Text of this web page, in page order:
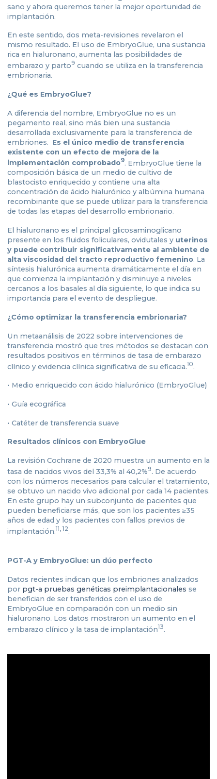
sano y ahora queremos tener la mejor oportunidad de
implantación.
En este sentido, dos meta-revisiones revelaron el
mismo resultado. El uso de EmbryoGlue, una sustancia
rica en hialuronano, aumenta las posibilidades de
embarazo y parto9 cuando se utiliza en la transferencia
embrionaria.
¿Qué es EmbryoGlue?
A diferencia del nombre, EmbryoGlue no es un
pegamento real, sino más bien una sustancia
desarrollada exclusivamente para la transferencia de
embriones. Es el único medio de transferencia
existente con un efecto de mejora de la
implementación comprobado9. EmbryoGlue tiene la
composición básica de un medio de cultivo de
blastocisto enriquecido y contiene una alta
concentración de ácido hialurónico y albúmina humana
recombinante que se puede utilizar para la transferencia
de todas las etapas del desarrollo embrionario.
El hialuronano es el principal glicosaminoglicano
presente en los fluidos foliculares, ovidutales y uterinos
y puede contribuir significativamente al ambiente de
alta viscosidad del tracto reproductivo femenino. La
síntesis hialurónica aumenta dramáticamente el día en
que comienza la implantación y disminuye a niveles
cercanos a los basales al día siguiente, lo que indica su
importancia para el evento de despliegue.
¿Cómo optimizar la transferencia embrionaria?
Un metaanálisis de 2022 sobre intervenciones de
transferencia mostró que tres métodos se destacan con
resultados positivos en términos de tasa de embarazo
clínico y evidencia clínica significativa de su eficacia.10.
• Medio enriquecido con ácido hialurónico (EmbryoGlue)
• Guía ecográfica
• Catéter de transferencia suave
Resultados clínicos con EmbryoGlue
La revisión Cochrane de 2020 muestra un aumento en la
tasa de nacidos vivos del 33,3% al 40,2%9. De acuerdo
con los números necesarios para calcular el tratamiento,
se obtuvo un nacido vivo adicional por cada 14 pacientes.
En este grupo hay un subconjunto de pacientes que
pueden beneficiarse más, que son los pacientes ≥35
años de edad y los pacientes con fallos previos de
implantación.11, 12.
PGT-A y EmbryoGlue: un dúo perfecto
Datos recientes indican que los embriones analizados
por pgt-a pruebas genéticas preimplantacionales se
benefician de ser transferidos con el uso de
EmbryoGlue en comparación con un medio sin
hialuronano. Los datos mostraron un aumento en el
embarazo clínico y la tasa de implantación13.